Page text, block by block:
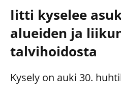
Iitti kyselee
alueiden ja
talvihoidosta
Kysely on auki 30.